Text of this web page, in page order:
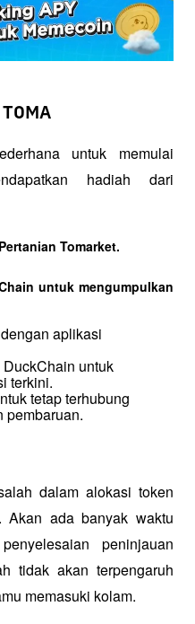
untuk memulai
hadiah dari
Tomarket.
untuk mengumpulkan
aplikasi
untuk
terkini.
tetap terhubung
pembaruan.
dalam alokasi token
Akan ada banyak waktu
peninjauan
tidak akan terpengaruh
memasuki kolam.